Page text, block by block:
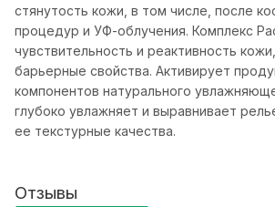
стянутость кожи, в том числе, после
процедур и УФ-облучения. Комплекс
чувствительность и реактивность
барьерные свойства. Активирует
компонентов натурального
глубоко увлажняет и выравнивает
ее текстурные качества.
Отзывы